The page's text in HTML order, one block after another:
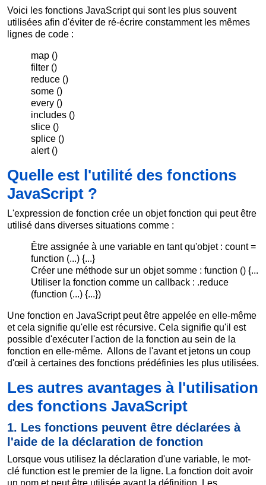
Voici les fonctions JavaScript qui sont les plus souvent
utilisées afin d'éviter de ré-écrire constamment les mêmes
lignes de code :
map ()
filter ()
reduce ()
some ()
every ()
includes ()
slice ()
splice ()
alert ()
Quelle est l'utilité des fonctions
JavaScript ?
L'expression de fonction crée un objet fonction qui peut être
utilisé dans diverses situations comme :
Être assignée à une variable en tant qu'objet : count =
function (...) {...}
Créer une méthode sur un objet somme : function () {...
Utiliser la fonction comme un callback : .reduce
(function (...) {...})
Une fonction en JavaScript peut être appelée en elle-même
et cela signifie qu'elle est récursive. Cela signifie qu'il est
possible d'exécuter l'action de la fonction au sein de la
fonction en elle-même. Allons de l'avant et jetons un coup
d'œil à certaines des fonctions prédéfinies les plus utilisées.
Les autres avantages à l'utilisation
des fonctions JavaScript
1. Les fonctions peuvent être déclarées à
l'aide de la déclaration de fonction
Lorsque vous utilisez la déclaration d'une variable, le mot-
clé function est le premier de la ligne. La fonction doit avoir